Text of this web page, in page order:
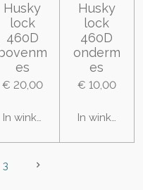
Husky
lock
460D
bovenm
es
€ 20,00
In winkelwagen
Husky
lock
460D
onderm
es
€ 10,00
In
3